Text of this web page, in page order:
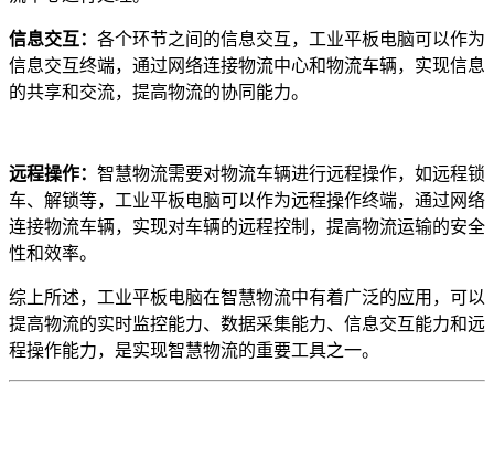
信息交互： 各个环节之间的信息交互，工业平板电脑可以作为
信息交互终端，通过网络连接物流中心和物流车辆，实现信息
的共享和交流，提高物流的协同能力。
远程操作： 智慧物流需要对物流车辆进行远程操作，如远程锁
车、解锁等，工业平板电脑可以作为远程操作终端，通过网络
连接物流车辆，实现对车辆的远程控制，提高物流运输的安全
性和效率。
综上所述，工业平板电脑在智慧物流中有着广泛的应用，可以
提高物流的实时监控能力、数据采集能力、信息交互能力和远
程操作能力，是实现智慧物流的重要工具之一。